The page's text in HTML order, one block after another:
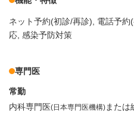
ネット予約(初診/再診) 電話予約
応 感染予防対策
専門医
常勤
内科専門医(日本専門医機構) または